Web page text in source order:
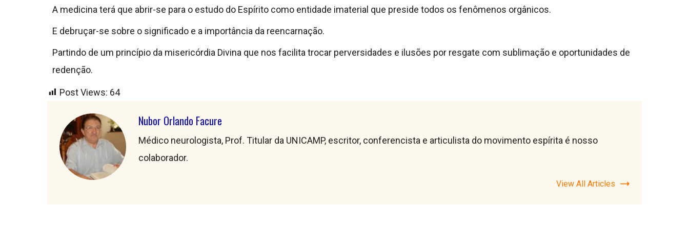
A medicina terá que abrir-se para o estudo do Espírito como entidade imaterial que preside todos os fenômenos orgânicos.
E debruçar-se sobre o significado e a importância da reencarnação.
Partindo de um princípio da misericórdia Divina que nos facilita trocar perversidades e ilusões por resgate com sublimação e oportunidades de
redenção.
Post Views: 64
Nubor Orlando Facure
Médico neurologista, Prof. Titular da UNICAMP, escritor, conferencista e articulista do movimento espírita é nosso
colaborador.
View All Articles